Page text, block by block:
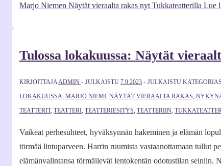
Marjo Niemen Näytät vieraalta rakas nyt Tukkateatterilla Lue
Tulossa lokakuussa: Näytät
KIRJOITTAJAADMIN JULKAISTU 7.9.2023 JULKAISTU
LOKAKUUSSA, MARJO NIEMI, NÄYTÄT VIERAALTA RAKAS,
TEATTERIT, TEATTERI, TEATTERIESITYS, TEATTERIIN,
Vaikeat perhesuhteet, hyväksynnän hakeminen ja elämän
törmää lintuparveen. Harrin ruumista vastaanottamaan tullut
elämänvalintansa törmäilevät lentokentän odotustilan seiniin.